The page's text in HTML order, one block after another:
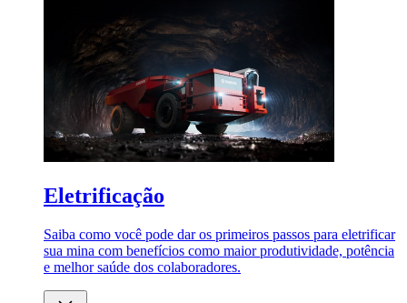
Eletrificação
Saiba como você pode dar os primeiros passos para eletrificar
sua mina com benefícios como maior produtividade, potência
e melhor saúde dos colaboradores.